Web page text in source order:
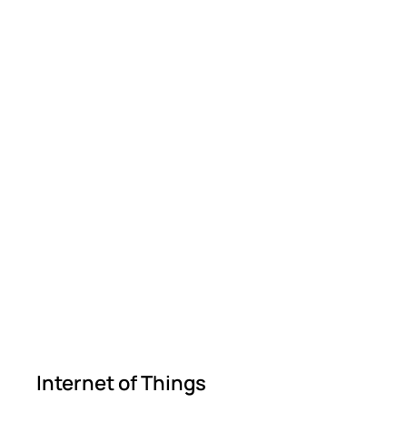
Internet of Things